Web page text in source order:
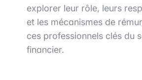
explorer leur rôle, leurs
et les mécanismes de
ces professionnels clés du
financier.